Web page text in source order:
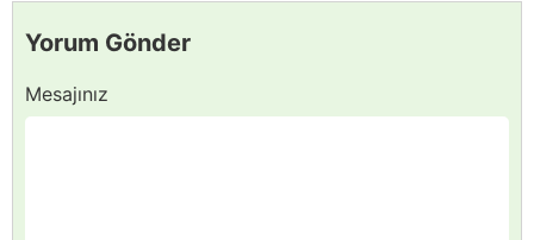
Yorum Gönder
Mesajınız